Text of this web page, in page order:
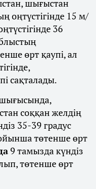
шығыстан
оңтүстігінде 15 м/
36
өрт қаупі, ал
сақталады.
соққан желдің
35-39 градус
төтенше өрт
9 тамызда күндіз
төтенше өрт